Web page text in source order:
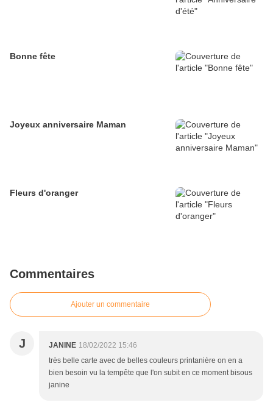
Bonne fête
Joyeux anniversaire Maman
Fleurs d'oranger
Commentaires
Ajouter un commentaire
J JANINE 18/02/2022 15:46
très belle carte avec de belles couleurs printanière on en a
bien besoin vu la tempête que l'on subit en ce moment bisous
janine